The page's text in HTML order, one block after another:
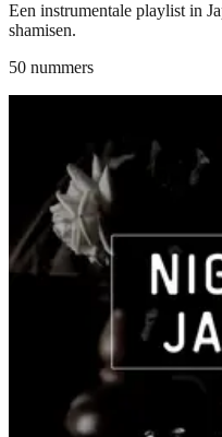
Een instrumentale playlist in
shamisen.
50 nummers